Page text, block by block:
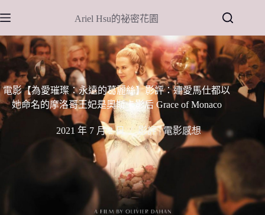
至
主
要
容
Ariel Hsu的祕密花園
電影【為愛璀璨：永遠的葛麗絲】影評：連愛馬仕都以
她命名的摩洛哥王妃是奧斯卡影后 Grace of Monaco
2021 年 7 月 2 日 影評 | 電影感想